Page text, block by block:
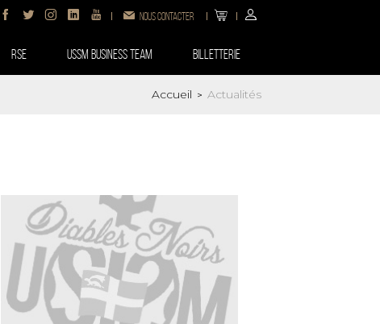
Nous contacter
RSE USSM BUSINESS TEAM Billetterie
Accueil > Actualités